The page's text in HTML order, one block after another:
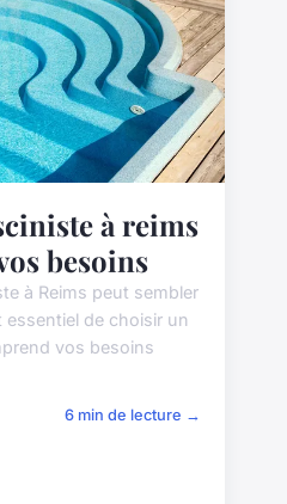
à reims
besoins
à Reims peut sembler
essentiel de choisir un
vos besoins
6 min de lecture →